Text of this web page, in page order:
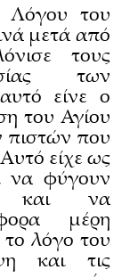
Λόγου του
μετά από
τους
των
είνε ο
του Αγίου
πιστών που
είχε ως
να φύγουν
και να
μέρη
λόγο του
και τις